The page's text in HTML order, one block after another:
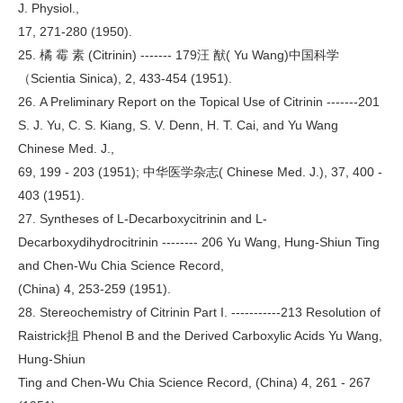
J. Physiol.,
17, 271-280 (1950).
25. 橘 霉 素 (Citrinin) ------- 179汪 猷( Yu Wang)中国科学
（Scientia Sinica), 2, 433-454 (1951).
26. A Preliminary Report on the Topical Use of Citrinin -------201
S. J. Yu, C. S. Kiang, S. V. Denn, H. T. Cai, and Yu Wang
Chinese Med. J.,
69, 199 - 203 (1951); 中华医学杂志( Chinese Med. J.), 37, 400 -
403 (1951).
27. Syntheses of L-Decarboxycitrinin and L-
Decarboxydihydrocitrinin -------- 206 Yu Wang, Hung-Shiun Ting
and Chen-Wu Chia Science Record,
(China) 4, 253-259 (1951).
28. Stereochemistry of Citrinin Part I. -----------213 Resolution of
Raistrick抯 Phenol B and the Derived Carboxylic Acids Yu Wang,
Hung-Shiun
Ting and Chen-Wu Chia Science Record, (China) 4, 261 - 267